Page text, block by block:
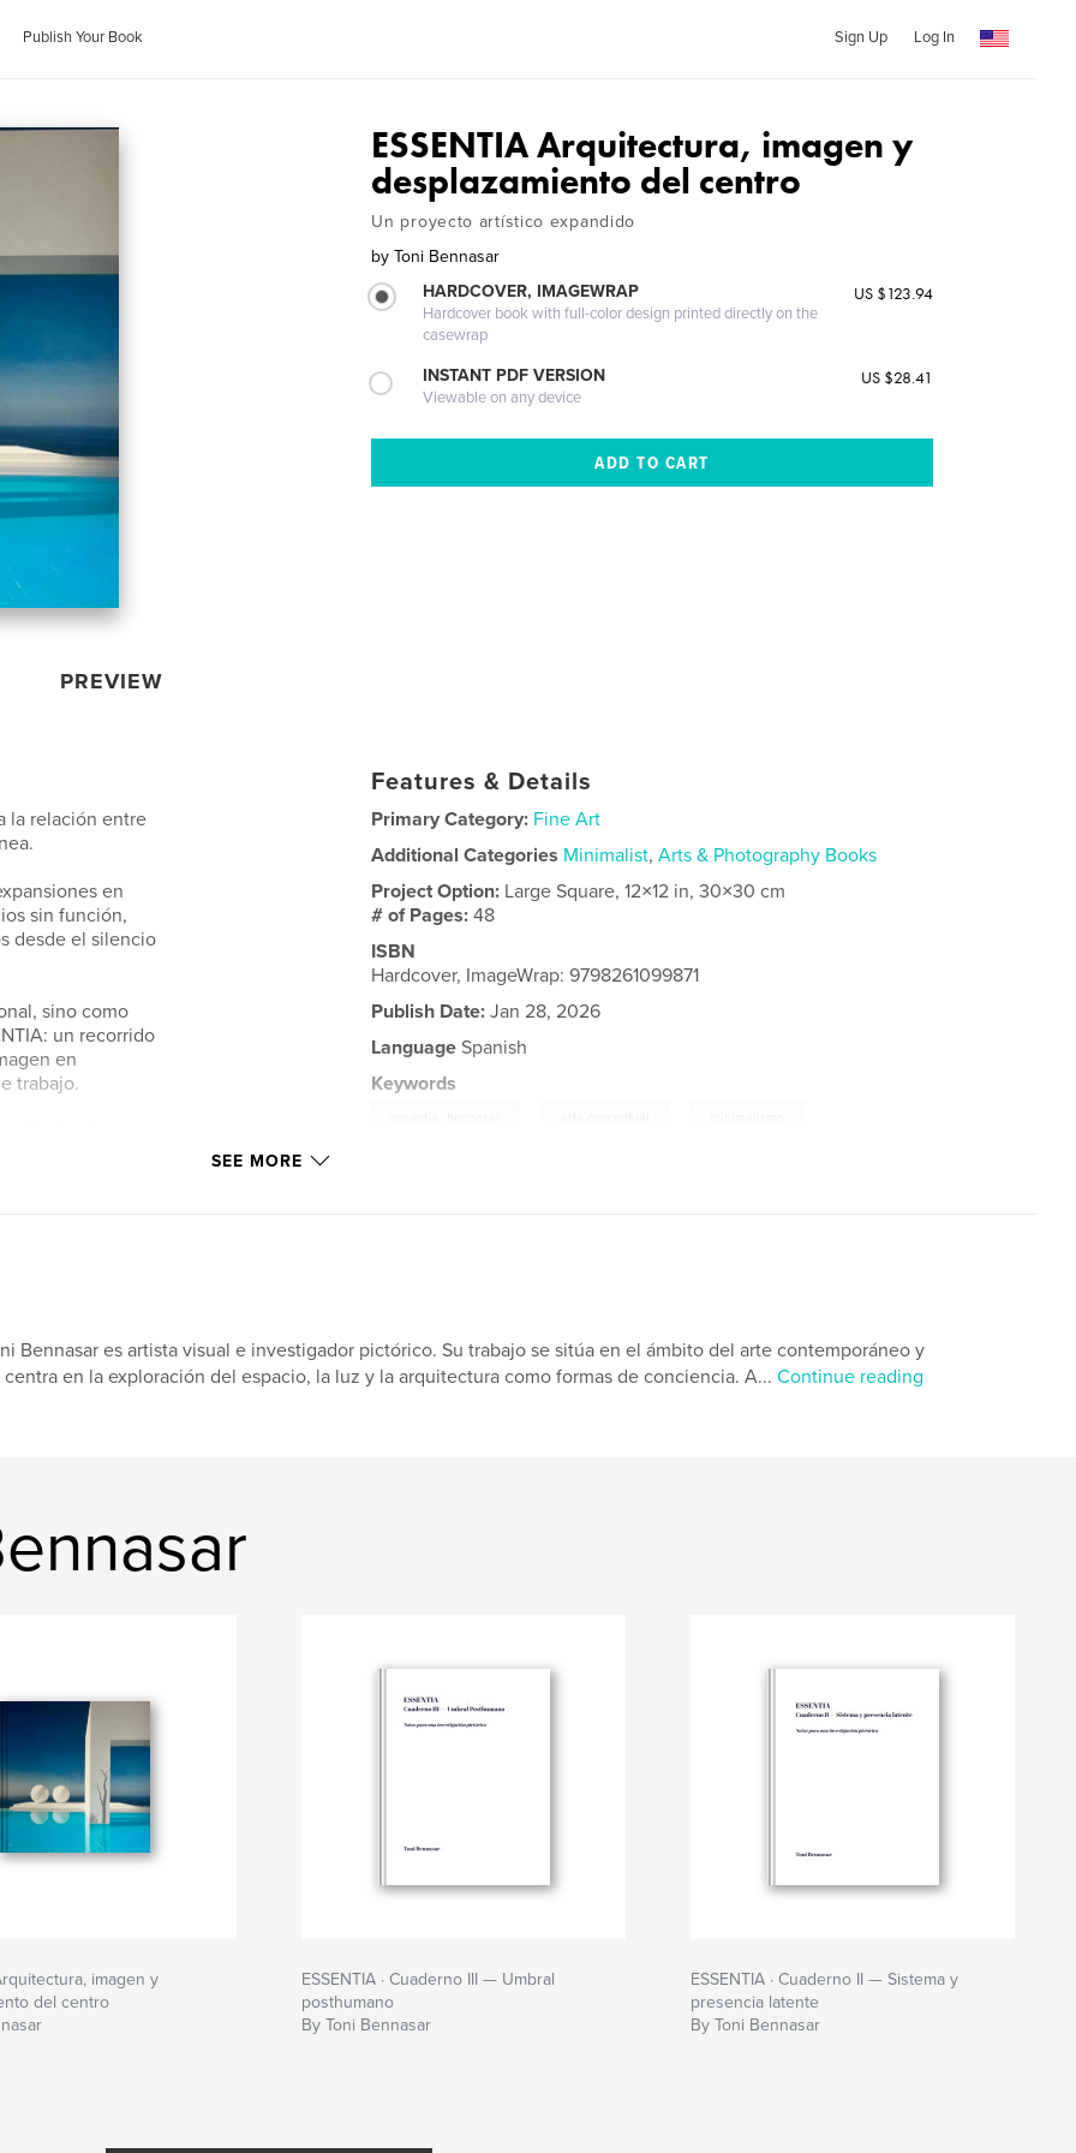
Publish Your Book Sign Up Log In
PREVIEW
ESSENTIA Arquitectura, imagen y
desplazamiento del centro
Un proyecto artístico expandido
by Toni Bennasar
HARDCOVER, IMAGEWRAP
Hardcover book with full-color design printed directly on the
casewrap
US $123.94
INSTANT PDF VERSION
Viewable on any device
US $28.41
la relación entre
en
sin función,
desde el silencio
sino como
un recorrido
en
trabajo.
Features & Details
Primary Category: Fine Art
Additional Categories Minimalist,Arts & Photography Books
Project Option: Large Square, 12×12 in, 30×30 cm
# of Pages:48
ISBN
Hardcover, ImageWrap: 9798261099871
Publish Date: Jan 28, 2026
Language Spanish
Keywords
SEE MORE
Bennasar es artista visual e investigador pictórico. Su trabajo se sitúa en el ámbito del arte contemporáneo y
centra en la exploración del espacio, la luz y la arquitectura como formas de conciencia. A... Continue reading
imagen y
del centro
ESSENTIA · Cuaderno III — Umbral
posthumano
By Toni Bennasar
ESSENTIA · Cuaderno II — Sistema y
presencia latente
By Toni Bennasar